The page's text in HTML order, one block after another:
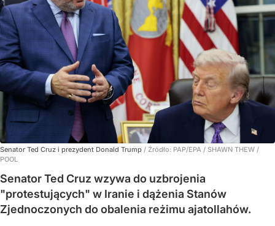
Senator Ted Cruz i prezydent Donald Trump / Źródło: PAP/EPA / SHAWN THEW /
POOL
Senator Ted Cruz wzywa do uzbrojenia
"protestujących" w Iranie i dążenia Stanów
Zjednoczonych do obalenia reżimu ajatollahów.